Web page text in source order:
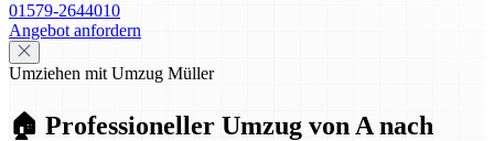
01579-2644010
Angebot anfordern
Umziehen mit Umzug Müller
🏠 Professioneller Umzug von A nach